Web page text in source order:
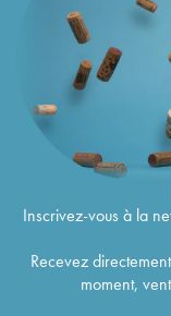
Inscrivez-vous à la
Recevez
moment,